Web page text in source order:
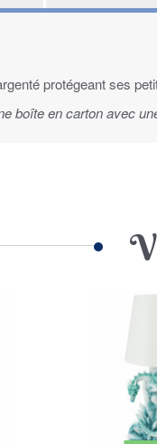
protégeant ses
boîte en carton avec